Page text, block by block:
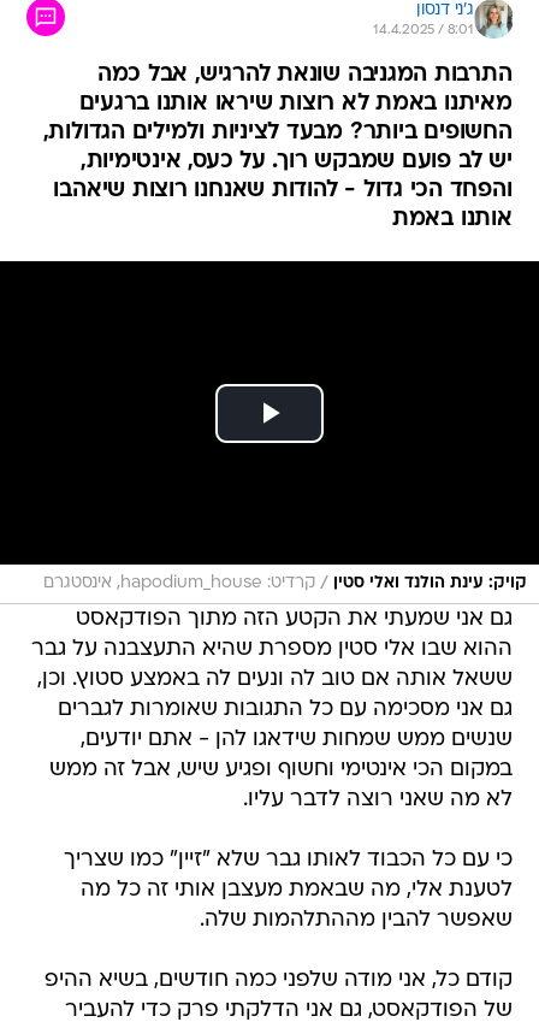
ג'ני דנסון
14.4.2025 / 8:01
התרבות המגניבה שונאת להרגיש, אבל כמה
מאיתנו באמת לא רוצות שיראו אותנו ברגעים
החשופים ביותר? מבעד לציניות ולמילים הגדולות,
יש לב פועם שמבקש רוך. על כעס, אינטימיות,
והפחד הכי גדול - להודות שאנחנו רוצות שיאהבו
אותנו באמת
קויק: עינת הולנד ואלי סטין / קרדיט: hapodium_house, אינסטגרם
גם אני שמעתי את הקטע הזה מתוך הפודקאסט
ההוא שבו אלי סטין מספרת שהיא התעצבנה על גבר
ששאל אותה אם טוב לה ונעים לה באמצע סטוץ. וכן,
גם אני מסכימה עם כל התגובות שאומרות לגברים
שנשים ממש שמחות שידאגו להן - אתם יודעים,
במקום הכי אינטימי וחשוף ופגיע שיש, אבל זה ממש
לא מה שאני רוצה לדבר עליו.
כי עם כל הכבוד לאותו גבר שלא "זיין" כמו שצריך
לטענת אלי, מה שבאמת מעצבן אותי זה כל מה
שאפשר להבין מההתלהמות שלה.
קודם כל, אני מודה שלפני כמה חודשים, בשיא ההיפ
של הפודקאסט, גם אני הדלקתי פרק כדי להעביר